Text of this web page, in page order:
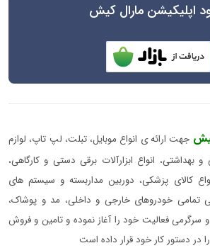
اپلیکیشن مارال کیش
جهت ارائه ی انواع موبایل، تبلت، لپ تاپ، لوازم
و بهداشتی، انواع ابزارآلات برقی دستی و کارگاهی،
کالای پزشکی، دوربین مداربسته و سیستم های
تمامی خودروهای خارجی و داخلی، مد و پوشاک،
فعالیت خود را آغاز نموده و تامین و فروش
در دستور کار خود قرار داده است